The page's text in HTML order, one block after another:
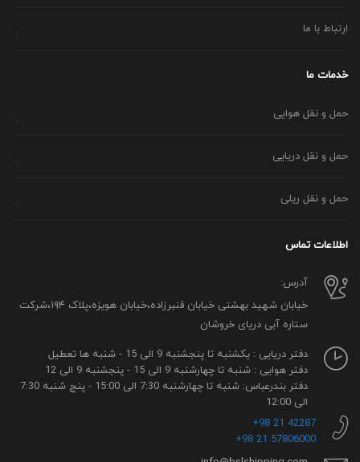
ارتباط با ما
خدمات ما
حمل و نقل هوایی
حمل و نقل دریایی
حمل و نقل ریلی
اطلاعات تماس
آدرس:
خیابان شهید بهشتی خیابان قنبرزاده،خیابان هویزه،پلاک ۱۹۴،شرکت
ستاره آبی دریای خروشان
دفتر دریایی : یکشنبه تا پنجشنبه 9 الی 15 - شنبه ها تعطیل
دفتر هوایی : شنبه تا چهارشنبه 9 الی 15 - پنجشنبه 9 الی 12
دفتر بندرعباس: شنبه تا چهارشنبه 7:30 الی 15:00 - پنج شنبه 7:30
الی 12:00
42287 21 98+
57806000 21 98+